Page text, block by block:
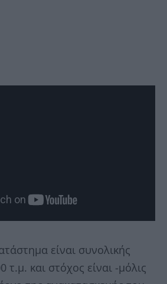
είναι συνολικής
τ.μ. και στόχος είναι -μόλις